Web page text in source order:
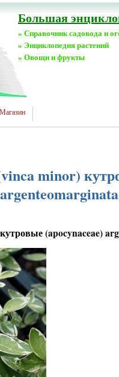
Большая
» Справочник садовода и
» Энциклопедия растений
» Овощи и фрукты
Магазин
minor)
argenteomarginata
(apocynaceae)